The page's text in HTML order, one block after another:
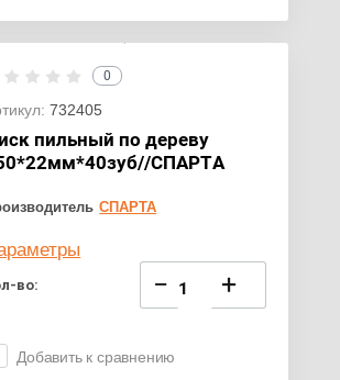
0
732405
пильный по дереву
СПАРТА
СПАРТА
во: − +
Добавить к сравнению